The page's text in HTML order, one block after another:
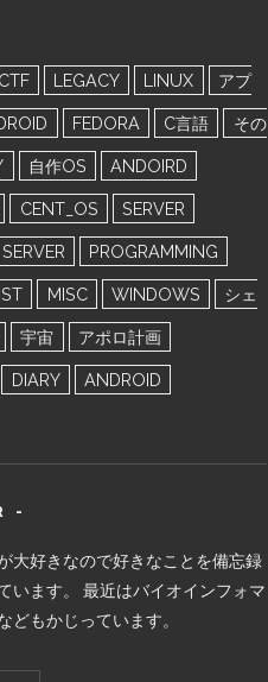
LEGACY LINUX アプ
FEDORA C言語 その
自作OS ANDOIRD
CENT_OS SERVER
SERVER PROGRAMMING
MISC WINDOWS シェ
宇宙 アポロ計画
DIARY ANDROID
-
大好きなので好きなことを備忘録
います。 最近はバイオインフォマ
どもかじっています。